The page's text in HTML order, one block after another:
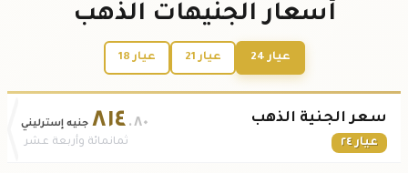
أسعار الجنيهات الذهب
عيار 24 عيار 21 عيار 18
سعر الجنية الذهب
عيار ٢٤
٨١٤ .٨٠ جنيه إسترليني
ثمانمائة وأربعة عشر